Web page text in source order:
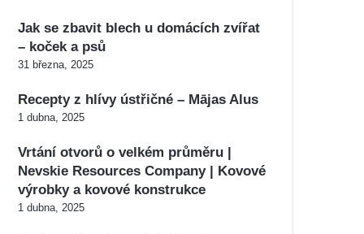
Jak se zbavit blech u domácích zvířat
– koček a psů
31 března, 2025
Recepty z hlívy ústřičné – Mājas Alus
1 dubna, 2025
Vrtání otvorů o velkém průměru |
Nevskie Resources Company | Kovové
výrobky a kovové konstrukce
1 dubna, 2025